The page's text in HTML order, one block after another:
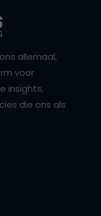
allemaal,
voor
insights,
die ons als